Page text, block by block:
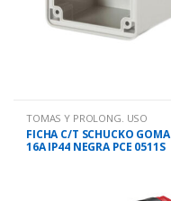
TOMAS Y PROLONG. USO
DOMESTICO
FICHA C/T SCHUCKO GOMA
16A IP44 NEGRA PCE 0511S